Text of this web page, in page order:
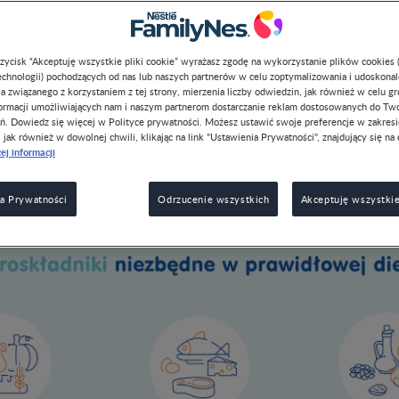
małych dzieci powinna składać się ze zdrowych,
maluszkowi budować fundamenty jego przyszłych
nabierze w dzieciństwie, będą w dużej mierze
ciała w przyszłości.
“Akceptuję wszystkie pliki cookie” wyrażasz zgodę na wykorzystanie plików cookies
pochodzących od nas lub naszych partnerów w celu zoptymalizowania i
związanego z korzystaniem z tej strony, mierzenia liczby odwiedzin, jak również w celu
umożliwiających nam i naszym partnerom dostarczanie reklam dostosowanych do
Dowiedz się więcej w Polityce prywatności. Możesz ustawić swoje preferencje w
również w dowolnej chwili, klikając na link "Ustawienia Prywatności", znajdujący się na
informacji
Prywatności Odrzucenie wszystkich Akceptuję